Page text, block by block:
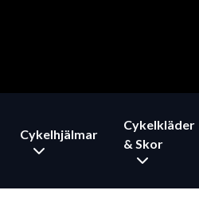
Cykelhjälmar
Cykelkläder
& Skor